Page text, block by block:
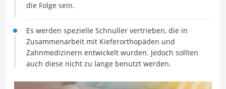
die Folge sein.
Es werden spezielle Schnuller vertrieben, die in
Zusammenarbeit mit Kieferorthopäden und
Zahnmedizinern entwickelt wurden. Jedoch sollten
auch diese nicht zu lange benutzt werden.